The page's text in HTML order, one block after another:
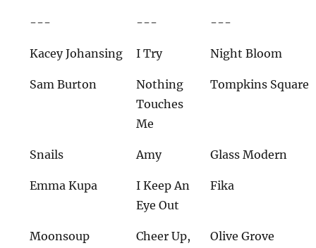
--- --- ---
Kacey Johansing I Try Night Bloom
Sam Burton
Nothing
Touches
Me
Tompkins Square
Snails Amy Glass Modern
Emma Kupa
I Keep An
Eye Out
Fika
Moonsoup Cheer Up, Olive Grove